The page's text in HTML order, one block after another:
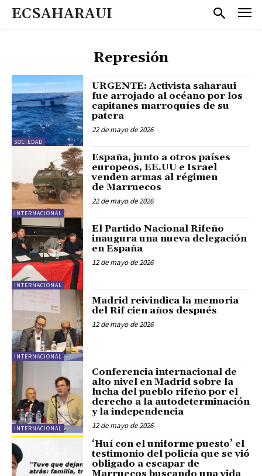
ECSAHARAUI
Represión
SOCIEDAD
URGENTE: Activista saharaui
fue arrojado al océano por los
capitanes marroquíes de su
patera
22 de mayo de 2026
INTERNACIONAL
España, junto a otros países
europeos, EE.UU e Israel
venden armas al régimen
de Marruecos
22 de mayo de 2026
INTERNACIONAL
El Partido Nacional Rifeño
inaugura una nueva delegación
en España
12 de mayo de 2026
INTERNACIONAL
Madrid reivindica la memoria
del Rif cien años después
12 de mayo de 2026
INTERNACIONAL
Conferencia internacional de
alto nivel en Madrid sobre la
lucha del pueblo rifeño por el
derecho a la autodeterminación
y la independencia
12 de mayo de 2026
‘Huí con el uniforme puesto’ el
testimonio del policía que se vió
obligado a escapar de
Marruecos buscando una vida